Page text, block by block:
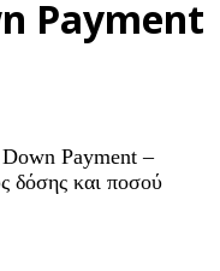
Payment
Payment –
δόσης και ποσού